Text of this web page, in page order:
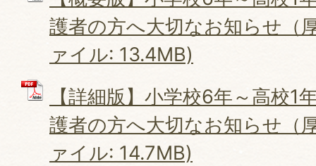
護者の方へ大切なお知らせ（
ァイル: 13.4MB)
【詳細版】小学校6年～高校1
護者の方へ大切なお知らせ（
ァイル: 14.7MB)